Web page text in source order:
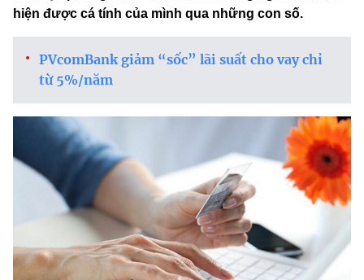
hiện được cá tính của mình qua những con số.
PVcomBank giảm “sốc” lãi suất cho vay chỉ
từ 5%/năm